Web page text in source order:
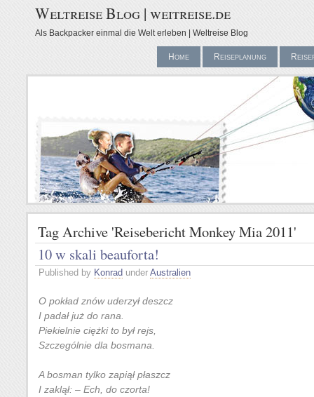
Weltreise Blog | weitreise.de
Als Backpacker einmal die Welt erleben | Weltreise Blog
Home Reiseplanung
Tag Archive 'Reisebericht Monkey Mia 2011'
10 w skali beauforta!
Published by Konrad under Australien
O pokład znów uderzył deszcz
I padał już do rana.
Piekielnie ciężki to był rejs,
Szczególnie dla bosmana.
A bosman tylko zapiął płaszcz
I zaklął: – Ech, do czorta!